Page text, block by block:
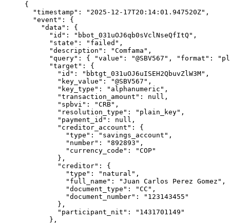
{
  "timestamp"
: "2025-12-17T20:14:01.947520Z" ,
  "event"
: {
    "data"
: {
      "id"
: "bbot_031uOJ6qb0sVclNseQfItQ" ,
      "state"
: "failed" ,
      "description"
: "Comfama" ,
      "query"
: { "value" : "@SBV567" , "format" :
      "target"
: {
        "id"
: "bbtgt_031uOJ6uISEH2QbuvZlW3M" ,
        "key_value"
: "@SBV567" ,
        "key_type"
: "alphanumeric" ,
        "transaction_amount"
: null ,
        "spbvi"
: "CRB" ,
        "resolution_type"
: "plain_key" ,
        "payment_id"
: null ,
        "creditor_account"
: {
          "type"
: "savings_account" ,
          "number"
: "892893" ,
          "currency_code"
:
"COP"
        },
        "creditor"
: {
          "type"
: "natural" ,
          "full_name"
: "Juan Carlos Perez Gomez" ,
          "document_type"
: "CC" ,
          "document_number"
:
"123143455"
        },
        "participant_nit"
:
"1431701149"
      },